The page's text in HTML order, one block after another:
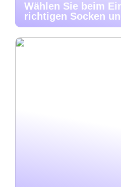
Wählen Sie beim
richtigen Socken